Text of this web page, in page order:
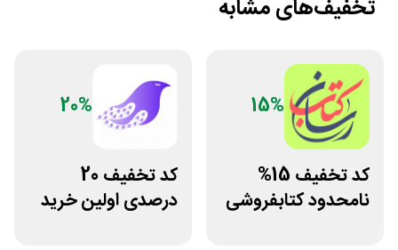
تخفیف‌های مشابه
15%
کد تخفیف 15%
نامحدود کتابفروشی
20%
کد تخفیف 20
درصدی اولین خرید